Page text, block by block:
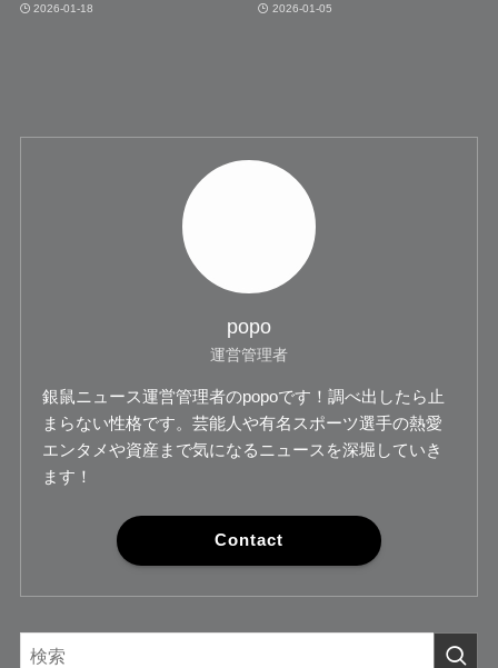
2026-01-18 2026-01-05
popo
運営管理者
銀鼠ニュース運営管理者のpopoです！調べ出したら止
まらない性格です。芸能人や有名スポーツ選手の熱愛
エンタメや資産まで気になるニュースを深堀していき
ます！
Contact